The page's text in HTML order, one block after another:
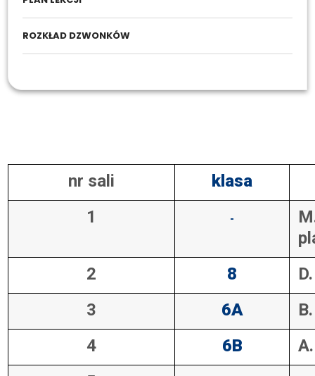
ROZKŁAD DZWONKÓW
nr sali
klasa
1
-
2
8
3
6A
4
6B